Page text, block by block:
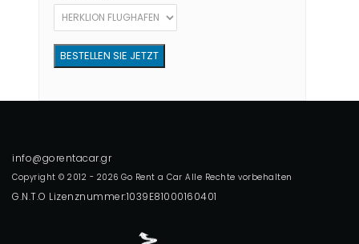
Copyright © 2012 - 2026 Go Rent a Car Alle Rechte vorbehalten
G.N.T.O Lizenznummer:1039E81000160401